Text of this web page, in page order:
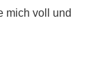
mich voll und